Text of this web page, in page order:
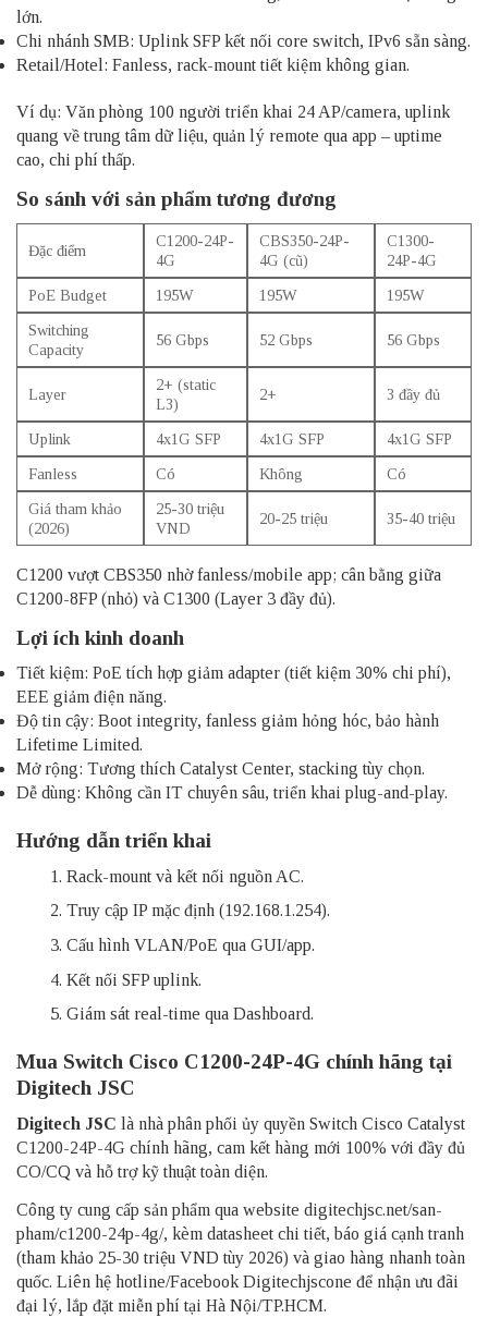
lớn.
Chi nhánh SMB: Uplink SFP kết nối core switch, IPv6 sẵn sàng.
Retail/Hotel: Fanless, rack-mount tiết kiệm không gian.​
Ví dụ: Văn phòng 100 người triển khai 24 AP/camera, uplink
quang về trung tâm dữ liệu, quản lý remote qua app – uptime
cao, chi phí thấp.​
So sánh với sản phẩm tương đương
Đặc điểm
C1200-24P-
4G
CBS350-24P-
4G (cũ)
C1300-
24P-4G
PoE Budget
195W 195W
195W
Switching
Capacity
56 Gbps 52 Gbps 56 Gbps
Layer
2+ (static
L3)
2+ 3 đầy đủ
Uplink 4x1G SFP 4x1G SFP
4x1G SFP
Fanless
Có Không
Có
Giá tham khảo
(2026)
25-30 triệu
VND
20-25 triệu 35-40 triệu ​
C1200 vượt CBS350 nhờ fanless/mobile app; cân bằng giữa
C1200-8FP (nhỏ) và C1300 (Layer 3 đầy đủ).​
Lợi ích kinh doanh
Tiết kiệm: PoE tích hợp giảm adapter (tiết kiệm 30% chi phí),
EEE giảm điện năng.
Độ tin cậy: Boot integrity, fanless giảm hỏng hóc, bảo hành
Lifetime Limited.
Mở rộng: Tương thích Catalyst Center, stacking tùy chọn.
Dễ dùng: Không cần IT chuyên sâu, triển khai plug-and-play.​
Hướng dẫn triển khai
Rack-mount và kết nối nguồn AC.
Truy cập IP mặc định (192.168.1.254).
Cấu hình VLAN/PoE qua GUI/app.
Kết nối SFP uplink.
Giám sát real-time qua Dashboard.​
Mua Switch Cisco C1200-24P-4G chính hãng tại
Digitech JSC
Digitech JSC là nhà phân phối ủy quyền Switch Cisco Catalyst
C1200-24P-4G chính hãng, cam kết hàng mới 100% với đầy đủ
CO/CQ và hỗ trợ kỹ thuật toàn diện.
Công ty cung cấp sản phẩm qua website digitechjsc.net/san-
pham/c1200-24p-4g/, kèm datasheet chi tiết, báo giá cạnh tranh
(tham khảo 25-30 triệu VND tùy 2026) và giao hàng nhanh toàn
quốc. Liên hệ hotline/Facebook Digitechjscone để nhận ưu đãi
đại lý, lắp đặt miễn phí tại Hà Nội/TP.HCM.